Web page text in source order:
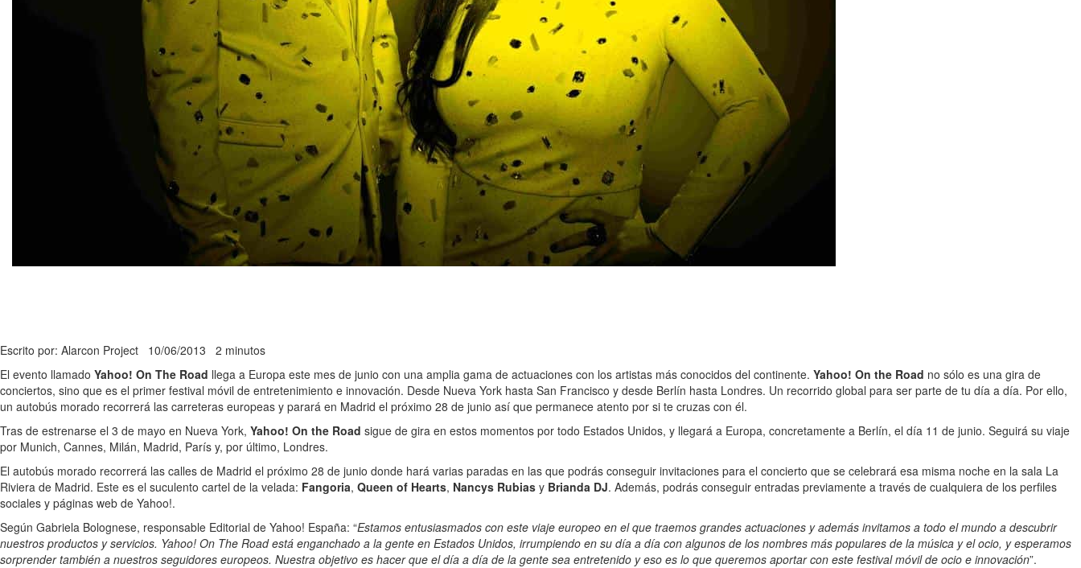
Escrito por: Alarcon Project 10/06/2013 2 minutos
El evento llamado Yahoo! On The Road llega a Europa este mes de junio con una amplia gama de actuaciones con los artistas más conocidos del continente. Yahoo! On the Road no sólo es una gira de
conciertos, sino que es el primer festival móvil de entretenimiento e innovación. Desde Nueva York hasta San Francisco y desde Berlín hasta Londres. Un recorrido global para ser parte de tu día a día. Por ello,
un autobús morado recorrerá las carreteras europeas y parará en Madrid el próximo 28 de junio así que permanece atento por si te cruzas con él.
Tras de estrenarse el 3 de mayo en Nueva York, Yahoo! On the Road sigue de gira en estos momentos por todo Estados Unidos, y llegará a Europa, concretamente a Berlín, el día 11 de junio. Seguirá su viaje
por Munich, Cannes, Milán, Madrid, París y, por último, Londres.
El autobús morado recorrerá las calles de Madrid el próximo 28 de junio donde hará varias paradas en las que podrás conseguir invitaciones para el concierto que se celebrará esa misma noche en la sala La
Riviera de Madrid. Este es el suculento cartel de la velada: Fangoria, Queen of Hearts, Nancys Rubias y Brianda DJ. Además, podrás conseguir entradas previamente a través de cualquiera de los perfiles
sociales y páginas web de Yahoo!.
Según Gabriela Bolognese, responsable Editorial de Yahoo! España: “Estamos entusiasmados con este viaje europeo en el que traemos grandes actuaciones y además invitamos a todo el mundo a descubrir
nuestros productos y servicios. Yahoo! On The Road está enganchado a la gente en Estados Unidos, irrumpiendo en su día a día con algunos de los nombres más populares de la música y el ocio, y esperamos
sorprender también a nuestros seguidores europeos. Nuestra objetivo es hacer que el día a día de la gente sea entretenido y eso es lo que queremos aportar con este festival móvil de ocio e innovación”.